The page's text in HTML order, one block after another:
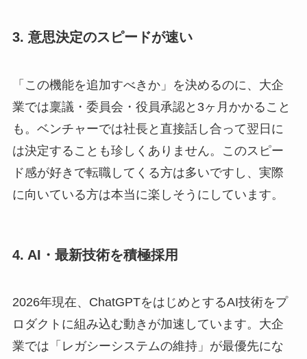
3. 意思決定のスピードが速い
「この機能を追加すべきか」を決めるのに、大企
業では稟議・委員会・役員承認と3ヶ月かかること
も。ベンチャーでは社長と直接話し合って翌日に
は決定することも珍しくありません。このスピー
ド感が好きで転職してくる方は多いですし、実際
に向いている方は本当に楽しそうにしています。
4. AI・最新技術を積極採用
2026年現在、ChatGPTをはじめとするAI技術をプ
ロダクトに組み込む動きが加速しています。大企
業では「レガシーシステムの維持」が最優先にな